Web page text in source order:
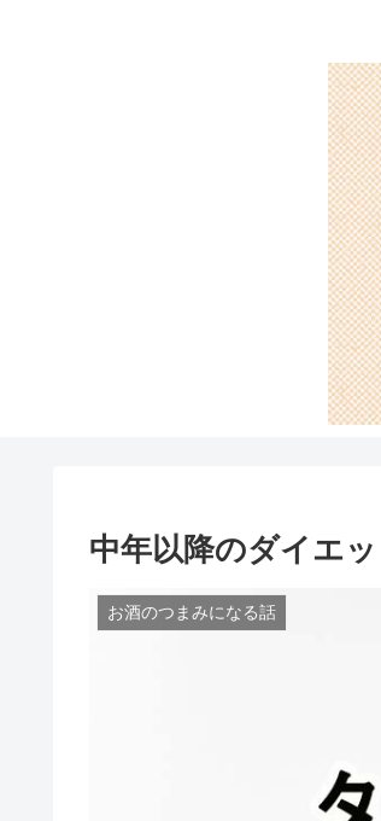
中年以降のダイエ
お酒のつまみになる話